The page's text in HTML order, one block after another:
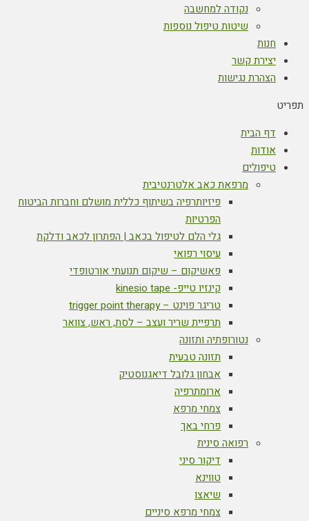
נקודה למחשבה
שיטות טיפול נוספות
חנות
יצירת קשר
הצהרת נגישות
תפריט
דף הבית
אודות
טיפולים
מרפאת כאב אלטרנטיבית
פיזיותרפיה בשיתוף כללית מושלם וחברות הביטוח
הפרטיות
גלי הלם לטיפול בכאב | הפתרון לכאב ודלקת
עיסוי רפואי
פאשיקום – שיקום תנועתי אורטופדי
קינזיו טייפ- kinesio tape
טריגר פוינט – trigger point therapy
תרפיית שריר ועצב – לסת, ראש, צוואר
נטורופתיה ותזונה
תזונה טבעית
אבחון גלובל דיאגנוסטיק
ארומתרפיה
צמחי מרפא
פרחי באך
רפואה סינית
דיקור סיני
טווינא
שיאצו
צמחי מרפא סיניים